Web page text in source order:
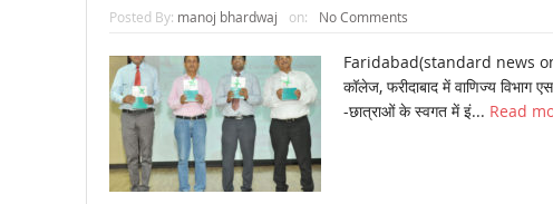
Posted By: manoj bhardwaj on: No Comments
Faridabad(standard news
कॉलेज, फरीदाबाद में वाणिज्य
-छात्राओं के स्वगत में इं... Read